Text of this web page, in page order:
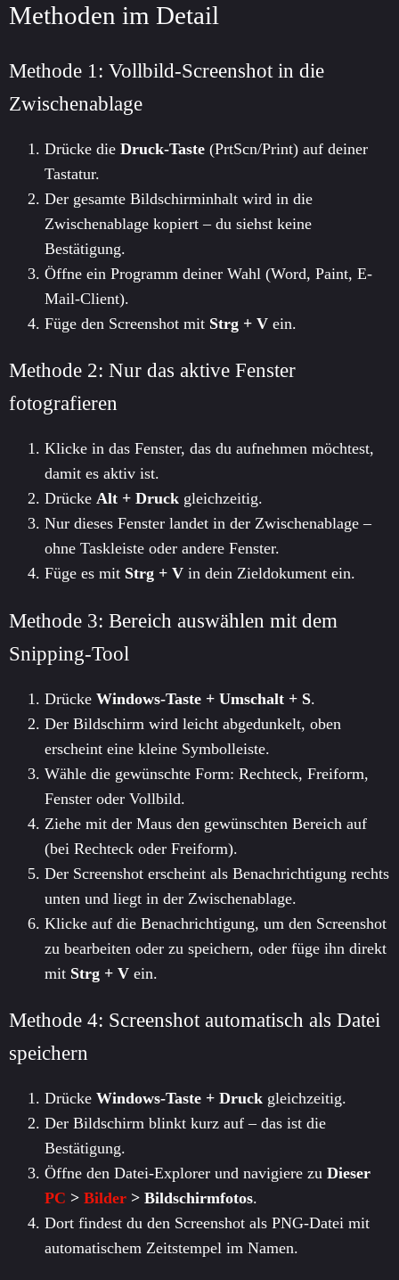
Methoden im Detail
Methode 1: Vollbild-Screenshot in die
Zwischenablage
Drücke die Druck-Taste (PrtScn/Print) auf deiner
Tastatur.
Der gesamte Bildschirminhalt wird in die
Zwischenablage kopiert – du siehst keine
Bestätigung.
Öffne ein Programm deiner Wahl (Word, Paint, E-
Mail-Client).
Füge den Screenshot mit Strg + V ein.
Methode 2: Nur das aktive Fenster
fotografieren
Klicke in das Fenster, das du aufnehmen möchtest,
damit es aktiv ist.
Drücke Alt + Druck gleichzeitig.
Nur dieses Fenster landet in der Zwischenablage –
ohne Taskleiste oder andere Fenster.
Füge es mit Strg + V in dein Zieldokument ein.
Methode 3: Bereich auswählen mit dem
Snipping-Tool
Drücke Windows-Taste + Umschalt + S.
Der Bildschirm wird leicht abgedunkelt, oben
erscheint eine kleine Symbolleiste.
Wähle die gewünschte Form: Rechteck, Freiform,
Fenster oder Vollbild.
Ziehe mit der Maus den gewünschten Bereich auf
(bei Rechteck oder Freiform).
Der Screenshot erscheint als Benachrichtigung rechts
unten und liegt in der Zwischenablage.
Klicke auf die Benachrichtigung, um den Screenshot
zu bearbeiten oder zu speichern, oder füge ihn direkt
mit Strg + V ein.
Methode 4: Screenshot automatisch als Datei
speichern
Drücke Windows-Taste + Druck gleichzeitig.
Der Bildschirm blinkt kurz auf – das ist die
Bestätigung.
Öffne den Datei-Explorer und navigiere zu Dieser
PC > Bilder > Bildschirmfotos.
Dort findest du den Screenshot als PNG-Datei mit
automatischem Zeitstempel im Namen.